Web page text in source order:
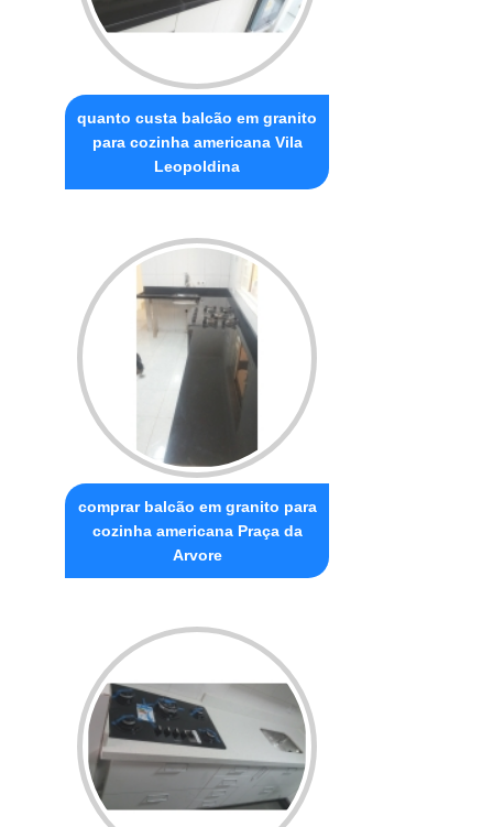
quanto custa balcão em granito
para cozinha americana Vila
Leopoldina
comprar balcão em granito para
cozinha americana Praça da
Arvore